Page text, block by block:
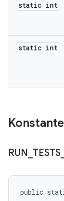
static int
static int
RUN TESTS
public static